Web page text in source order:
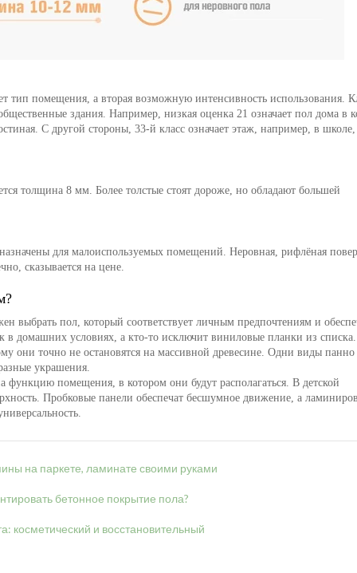
тип помещения, а вторая возможную интенсивность использования.
здания. Например, низкая оценка 21 означает пол дома в
С другой стороны, 33-й класс означает этаж, например, в школе,
толщина 8 мм. Более толстые стоят дороже, но обладают большей
для малоиспользуемых помещений. Неровная, рифлёная
сказывается на цене.
выбрать пол, который соответствует личным предпочтениям и
в домашних условиях, а кто-то исключит виниловые планки из списка.
они точно не остановятся на массивной древесине. Одни виды панно
украшения.
помещения, в котором они будут располагаться. В детской
Пробковые панели обеспечат бесшумное движение, а
на паркете, ламинате своими руками
бетонное покрытие пола?
косметический и восстановительный